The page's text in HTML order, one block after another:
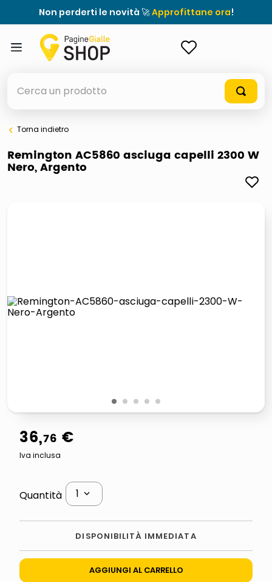
Non perderti le novità 🚀Approfittane ora!
elenchi telefonici
orologio parete
lucidatrice pavimenti
pattumiera raccolta differenziata
Torna indietro
Remington AC5860 asciuga capelli 2300 W
Nero, Argento
1 2 3 4 5
36,76 €
Iva inclusa
Quantità 1
DISPONIBILITÀ IMMEDIATA
AGGIUNGI AL CARRELLO